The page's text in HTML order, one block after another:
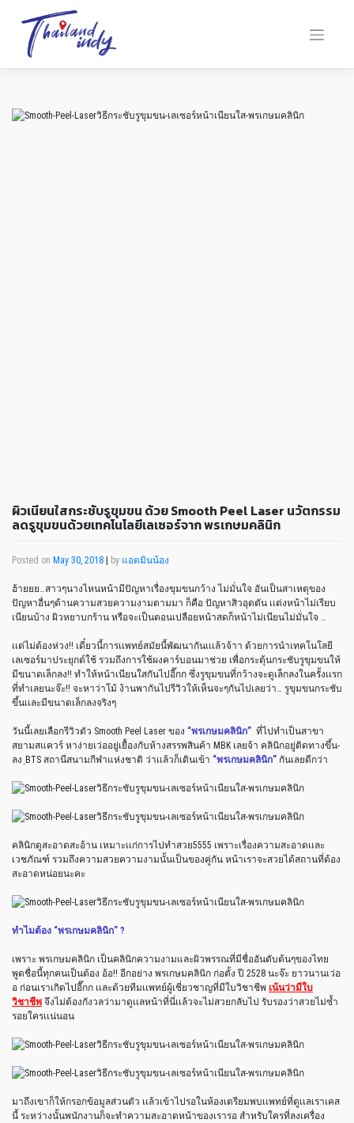
ผิวเนียนใสกระชับรูขุมขน ด้วย Smooth Peel Laser นวัตกรรม
ลดรูขุมขนด้วยเทคโนโลยีเลเซอร์จาก พรเกษมคลินิก
Posted on May 30, 2018 by แอดมินน้อง
ฮ้ายยย…สาวๆนางไหนหน้ามีปัญหาเรื่องขุมขนกว้าง ไม่มั่นใจ อันเป็นสาเหตุของ
ปัญหาอื่นๆด้านความสวยความงามตามมา ก็คือ ปัญหาสิวอุดตัน เเต่งหน้าไม่เรียบ
เนียนบ้าง ผิวหยาบกร้าน หรือจะเป็นตอนเปลือยหน้าสดก็หน้าไม่เนียนไม่มั่นใจ …
เเต่ไม่ต้องห่วง!! เดี๋ยวนี้การเเพทย์สมัยนี้พัฒนากันเเเล้วจ้าา ด้วยการนำเทคโนโลยี
เลเซอร์มาประยุกต์ใช้ รวมถึงการใช้ผงคาร์บอนมาช่วย เพื่อกระตุ้นกระชับรูขุมขนให้
มีขนาดเล็กลง!! ทำให้หน้าเนียนใสกันไปอี๊กก ซึ่งรูขุมขนที่กว้างจะดูเล็กลงในครั้งเเรก
ที่ทำเลยนะจ๊ะ!! จะหาว่าโม้ ง้านพากันไปรีวิวให้เห็นจะๆกันไปเลยว่า… รูขุมขนกระชับ
ขึ้นเเละมีขนาดเล็กลงจริงๆ
วันนี้เลยเลือกรีวิวตัว Smooth Peel Laser ของ “พรเกษมคลินิก” ที่ไปทำเป็นสาขา
สยามสแควร์ หาง่ายเว่ออยู่เยื้องกับห้างสรรพสินค้า MBK เลยจ้า คลินิกอยู่ติดทางขึ้น-
ลง ฺBTS สถานีสนามกีฬาแห่งชาติ ว่าเเล้วก็เดินเข้า “พรเกษมคลินิก” กันเลยดีกว่า
คลินิกดูสะอาดสะอ้าน เหมาะเเก่การไปทำสวย5555 เพราะเรื่องความสะอาดเเละ
เวชภัณฑ์ รวมถึงความสวยความงามนั้นเป็นของคู่กัน หน้าเราจะสวยได้สถานที่ต้อง
สะอาดหน่อยนะคะ
ทำไมต้อง “พรเกษมคลินิก” ?
เพราะ พรเกษมคลินิก เป็นคลินิกความงามและผิวพรรณที่มีชื่ออันดับต้นๆของไทย
พูดชื่อนี้ทุกคนเป็นต้อง อ้อ!! อีกอย่าง พรเกษมคลินิก ก่อตั้ง ปี 2528 นะจ๊ะ ยาวนานเว่อ
อ ก่อนเราเกิดไปอี๊กก เเละด้วยทีมเเพทย์ผู้เชี่ยวชาญที่มีใบวิชาชีพ เน้นว่ามีใบ
วิชาชีพ จึงไม่ต้องกังวลว่ามาดูเเลหน้าที่นี่เเล้วจะไม่สวยกลับไป รับรองว่าสวยไม่ซ้ำ
รอยใครเเน่นอน
มาถึงเขาก็ให้กรอกข้อมูลส่วนตัว เเล้วเข้าไปรอในห้องเตรียมพบเเพทย์ที่ดูเเลเราเคส
นี้ ระหว่างนั้นพนักงานก็จะทำความสะอาดหน้าของเรารอ สำหรับใครที่ลงเครื่อง